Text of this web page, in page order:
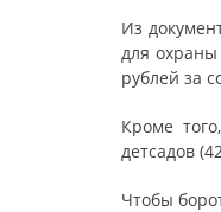
Из
для
рублей за
Кроме
детсадов
Чтобы